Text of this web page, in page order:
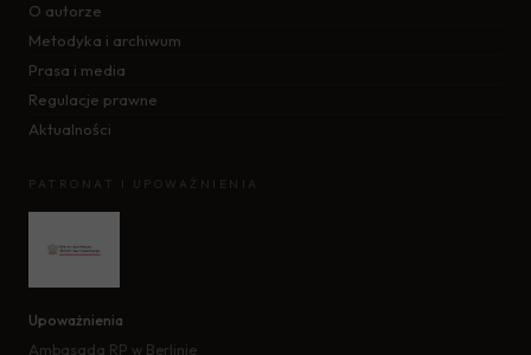
O autorze
Metodyka i archiwum
Prasa i media
Regulacje prawne
Aktualności
PATRONAT I UPOWAŻNIENIA
Upoważnienia
Ambasada RP w Berlinie